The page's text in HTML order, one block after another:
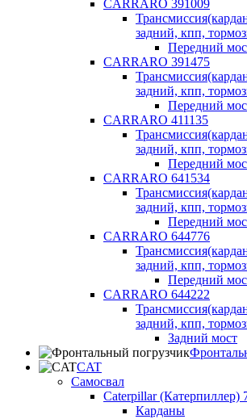
CARRARO 391009
задний, кпп,
Передний
CARRARO 391475
задний, кпп,
Передний
CARRARO 411135
задний, кпп,
Передний
CARRARO 641534
задний, кпп,
Передний
CARRARO 644776
задний, кпп,
Передний
CARRARO 644222
задний, кпп,
Задний мост
CAT
Самосвал
Caterpillar (Катерпиллер)
Карданы